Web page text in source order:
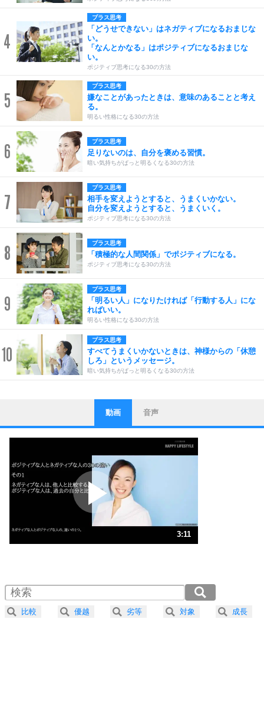
4
プラス思考
「どうせできない」はネガティブになるおまじな
い。
「なんとかなる」はポジティブになるおまじな
い。
ポジティブ思考になる30の方法
5
プラス思考
嫌なことがあったときは、意味のあることと考え
る。
明るい性格になる30の方法
6 プラス思考
足りないのは、自分を褒める習慣。
暗い気持ちがぱっと明るくなる30の方法
7
プラス思考
相手を変えようとすると、うまくいかない。
自分を変えようとすると、うまくいく。
ポジティブ思考になる30の方法
8 プラス思考
「積極的な人間関係」でポジティブになる。
ポジティブ思考になる30の方法
9
プラス思考
「明るい人」になりたければ「行動する人」にな
ればいい。
明るい性格になる30の方法
10
プラス思考
すべてうまくいかないときは、神様からの「休憩
しろ」というメッセージ。
暗い気持ちがぱっと明るくなる30の方法
1
ストレス対策
他人と比べない。
いっそのこと、他人を見ない。
いらいらしない人になる30の方法
プラス思考
ポジティブになれない原因は、行動しないから。
ポジティブ思考になる30の方法
ストレス対策
人生、なんとかなるもの。
気楽に生きる30の方法
4 器の大きい人は、怒りを優しさで表現する。
プラス思考
動画 音声
3:11
2.0倍速 （375KB 1分35秒）
2.5倍速 （300KB 1分16秒）
3.0倍速 （250KB 1分3秒）
比較 優越 劣等 対象 成長